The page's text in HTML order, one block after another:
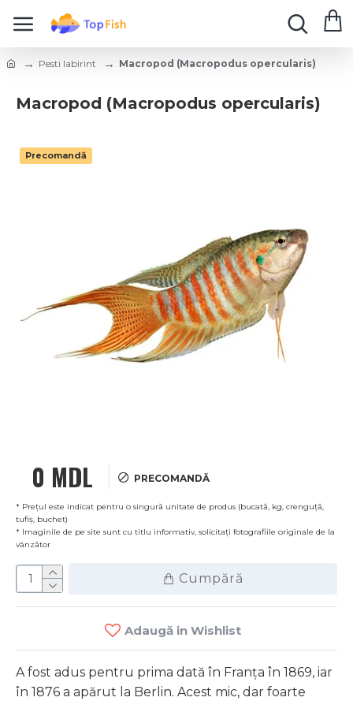
Pesti labirint Macropod (Macropodus opercularis)
Macropod (Macropodus opercularis)
Precomandă
0 MDL PRECOMANDĂ
* Prețul este indicat pentru o singură unitate de produs (bucată, kg, crenguță,
tufiș, buchet)
* Imaginile de pe site sunt cu titlu informativ, solicitați fotografiile originale de la
vânzător
Cumpără
Adaugă in Wishlist
A fost adus pentru prima dată în Franța în 1869, iar
în 1876 a apărut la Berlin. Acest mic, dar foarte